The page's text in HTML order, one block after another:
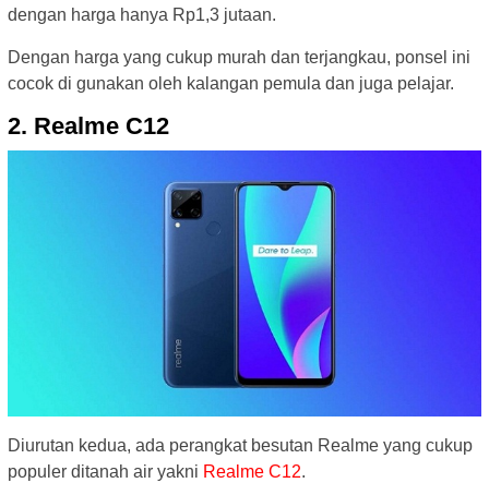
dengan harga hanya Rp1,3 jutaan.
Dengan harga yang cukup murah dan terjangkau, ponsel ini
cocok di gunakan oleh kalangan pemula dan juga pelajar.
2. Realme C12
Diurutan kedua, ada perangkat besutan Realme yang cukup
populer ditanah air yakni Realme C12.